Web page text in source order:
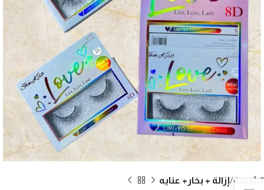
الرئيسية إزالة + بخار+ عنايه